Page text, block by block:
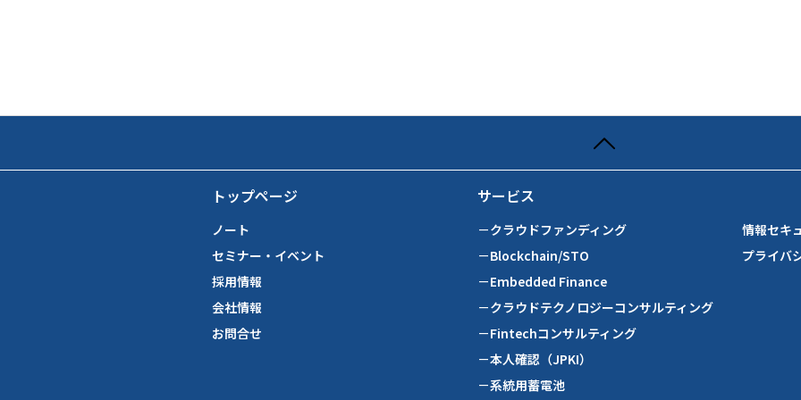
トップページ
ノート
セミナー・イベント
採用情報
会社情報
お問合せ
サービス
－クラウドファンディング
－Blockchain/STO
－Embedded Finance
－クラウドテクノロジーコンサルティング
－Fintechコンサルティング
－本人確認（JPKI）
－系統用蓄電池
情報セキ
プライバ